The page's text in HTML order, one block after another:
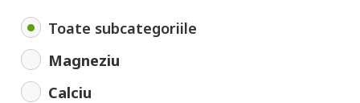
Toate subcategoriile
Magneziu
Calciu